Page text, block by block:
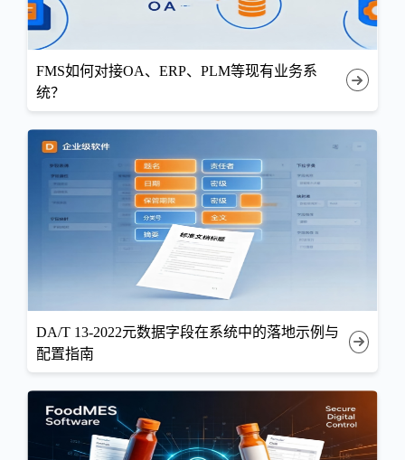
FMS如何对接OA、ERP、PLM等现有业务系
统？
DA/T 13-2022元数据字段在系统中的落地示例与
配置指南